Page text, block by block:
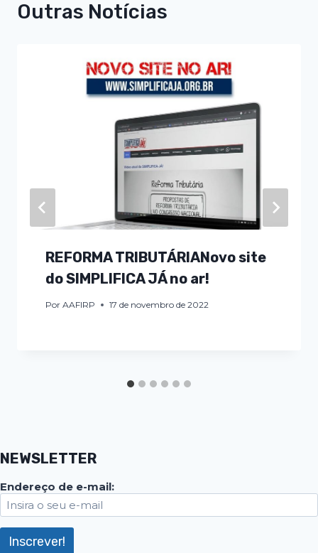
Outras Notícias
REFORMA TRIBUTÁRIANovo site
do SIMPLIFICA JÁ no ar!
Por AAFIRP 17 de novembro de 2022
NEWSLETTER
Endereço de e-mail: